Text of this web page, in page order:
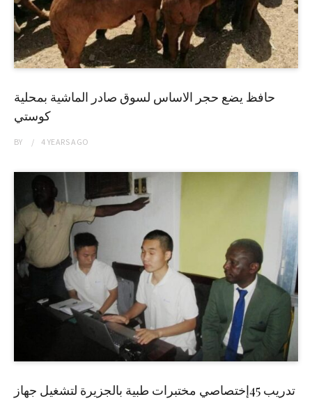
حافظ يضع حجر الاساس لسوق صادر الماشية بمحلية
كوستي
BY 4 YEARSAGO
تدريب 45إختصاصي مختبرات طبية بالجزيرة لتشغيل جهاز